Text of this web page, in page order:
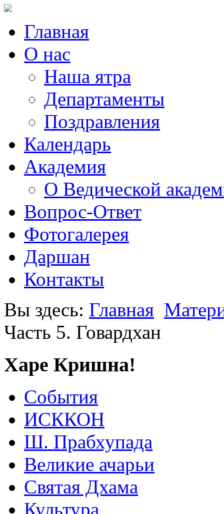
Главная
О нас
Наша ятра
Департаменты
Поздравления
Календарь
Академия
О Ведической
Вопрос-Ответ
Фотогалерея
Даршан
Контакты
Вы здесь: Главная
Часть 5. Говардхан
Харе Кришна!
События
ИСККОН
Ш. Прабхупада
Великие ачарьи
Святая Дхама
Культура